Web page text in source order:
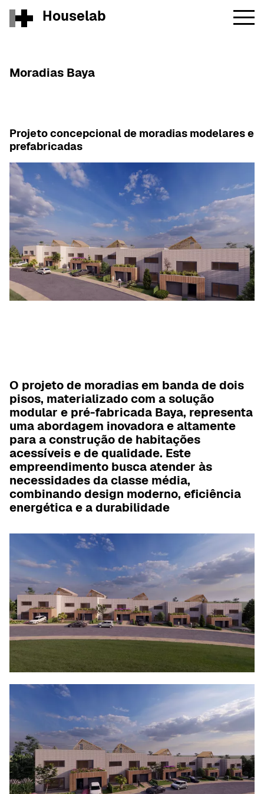
Houselab
Moradias Baya
Projeto concepcional de moradias modelares e
prefabricadas
O projeto de moradias em banda de dois
pisos, materializado com a solução
modular e pré-fabricada Baya, representa
uma abordagem inovadora e altamente
para a construção de habitações
acessíveis e de qualidade. Este
empreendimento busca atender às
necessidades da classe média,
combinando design moderno, eficiência
energética e a durabilidade